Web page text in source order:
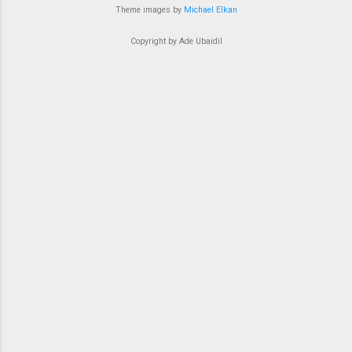
Theme images by Michael Elkan
Copyright by Ade Ubaidil